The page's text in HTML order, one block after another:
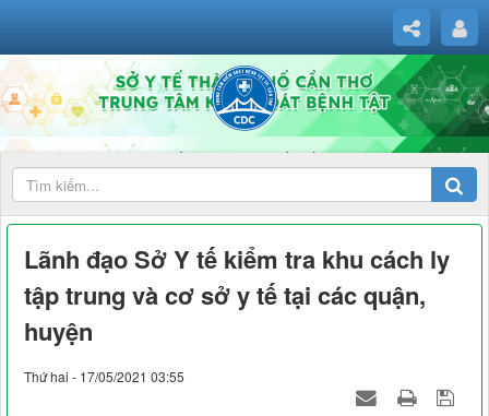
Lãnh đạo Sở Y tế kiểm tra khu cách ly
tập trung và cơ sở y tế tại các quận,
huyện
Thứ hai - 17/05/2021 03:55